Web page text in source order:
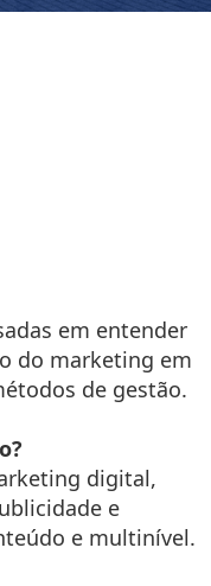
em entender
do marketing em
de gestão.
digital,
e
e multinível.